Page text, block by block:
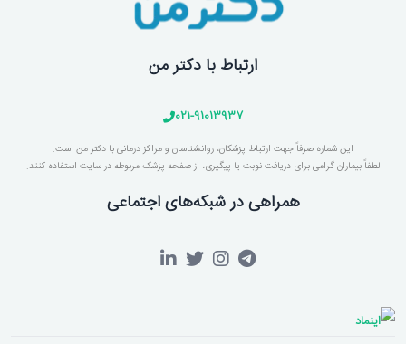
ارتباط با دکتر من
021-91013937
این شماره صرفاً جهت ارتباط پزشکان، روانشناسان و مراکز درمانی با دکتر من است.
لطفاً بیماران گرامی برای دریافت نوبت یا پیگیری، از صفحه پزشک مربوطه در سایت استفاده کنند.
همراهی در شبکه‌های اجتماعی